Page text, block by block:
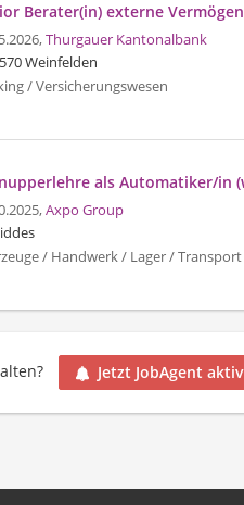
Berater(in) externe
Thurgauer Kantonalbank
Weinfelden
/ Versicherungswesen
als Automatiker/in
Axpo Group
/ Handwerk / Lager / Transport
Jetzt JobAgent